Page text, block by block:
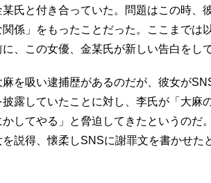
氏と付き合っていた。問題はこの時、
関係」をもったことだった。ここまでは
、この女優、金某氏が新しい告白をし
を吸い逮捕歴があるのだが、彼女が
露していたことに対し、李氏が「大麻
してやる」と脅迫してきたというのだ
説得、懐柔しSNSに謝罪文を書かせた